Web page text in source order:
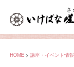
HOME > 講座・イベント情報